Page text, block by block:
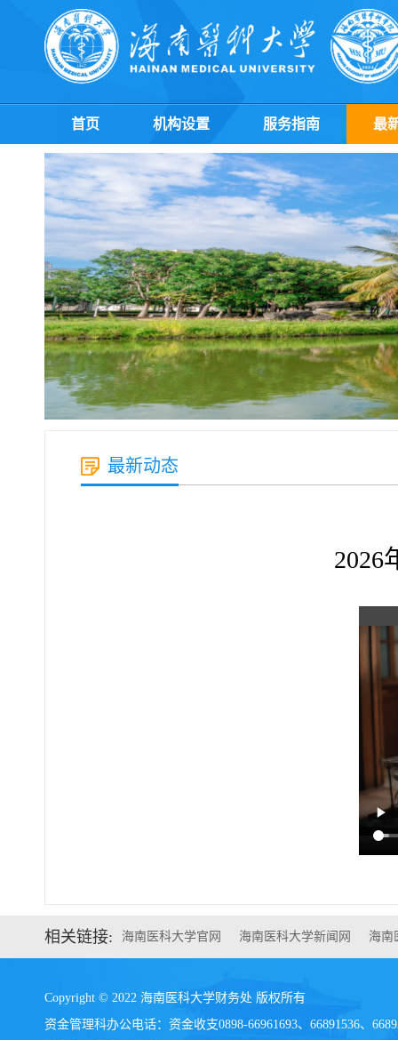
首页 机构设置 服务指南 最
最新动态
2026
相关链接: 海南医科大学官网 海南医科大学新闻网 海南
Copyright © 2022 海南医科大学财务处 版权所有
资金管理科办公电话：资金收支0898-66961693、66891536、